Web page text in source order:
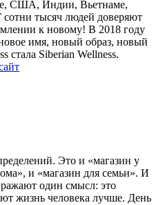
США, Индии, Вьетнаме,
тысяч людей доверяют
к новому! В 2018 году
имя, новый образ, новый
стала Siberian Wellness.
Это и «магазин у
и «магазин для семьи». И
один смысл: это
жизнь человека лучше. День